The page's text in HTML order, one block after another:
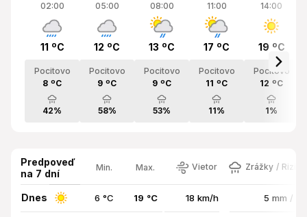
02:00
11 ºC
Pocitovo
8 ºC
42%
05:00
12 ºC
Pocitovo
9 ºC
58%
08:00
13 ºC
Pocitovo
9 ºC
53%
11:00
17 ºC
Pocitovo
11 ºC
11%
14:00
19 ºC
Pocitovo
12 ºC
1%
Predpoveď
na 7 dní
Min. Max. Vietor Zrážky /
Dnes 6 °C 19 °C 18 km/h 5 mm /